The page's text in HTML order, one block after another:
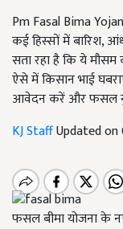
Pm Fasal Bima
कई हिस्सों में बारिश,
सता रहा है कि ये
ऐसे में किसान भाई
आवेदन करें और फसल
KJ StaffUpdated on
फसल बीमा योजना के